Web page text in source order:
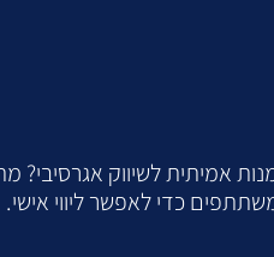
אמיתית לשיווק